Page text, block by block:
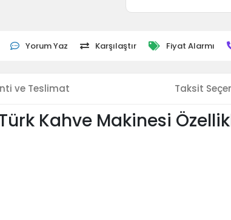
Yorum Yaz Karşılaştır Fiyat Alarmı
ve Teslimat Taksit
Kahve Makinesi